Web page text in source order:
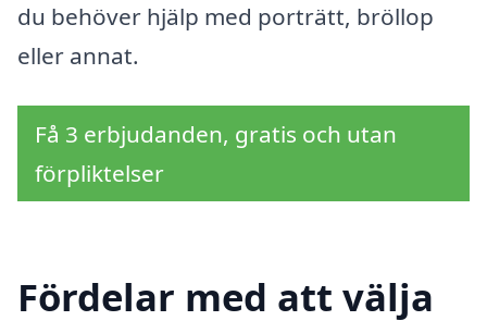
du behöver hjälp med porträtt, bröllop
eller annat.
Få 3 erbjudanden, gratis och utan
förpliktelser
Fördelar med att välja